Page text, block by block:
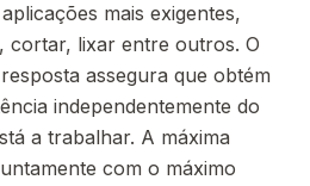
mais exigentes,
cortar, lixar entre outros. O
assegura que obtém
independentemente do
a trabalhar. A máxima
com o máximo